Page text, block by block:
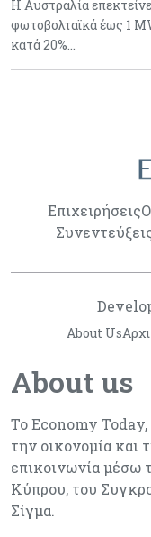
Η Αυστραλία
φωτοβολταϊκά έως 1
κατά 20%…
Επιχειρήσεις
About us
Το Economy
την οικονομία και
επικοινωνία μέσω
Κύπρου, του
Σίγμα.
About Us